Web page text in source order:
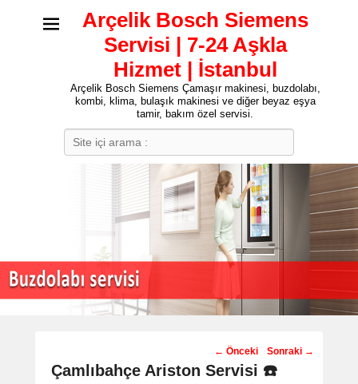
Arçelik Bosch Siemens
Servisi | 7-24 Aşkla
Hizmet | İstanbul
Arçelik Bosch Siemens Çamaşır makinesi, buzdolabı,
kombi, klima, bulaşık makinesi ve diğer beyaz eşya
tamir, bakım özel servisi.
Post
navigation
← Önceki Sonraki →
Çamlıbahçe Ariston Servisi ☎️